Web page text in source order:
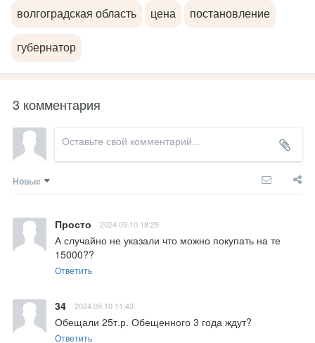
волгоградская область цена постановление
губернатор
3 комментария
Новые
Просто 2024.09.10 18:29
А случайно не указали что можно покупать на те
15000??
Ответить
34 2024.09.10 11:43
Обещали 25т.р. Обещенного 3 года ждут?
Ответить